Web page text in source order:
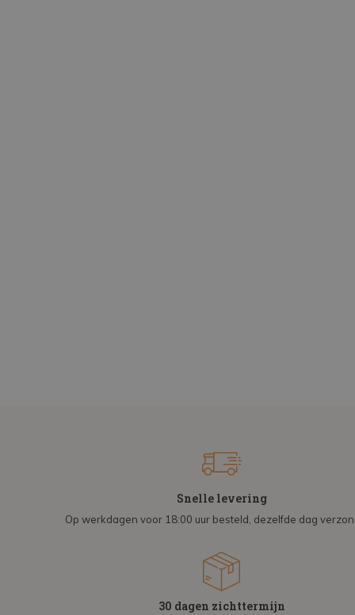
Snelle levering
Op werkdagen voor 18:00 uur besteld, dezelfde dag
30 dagen zichttermijn